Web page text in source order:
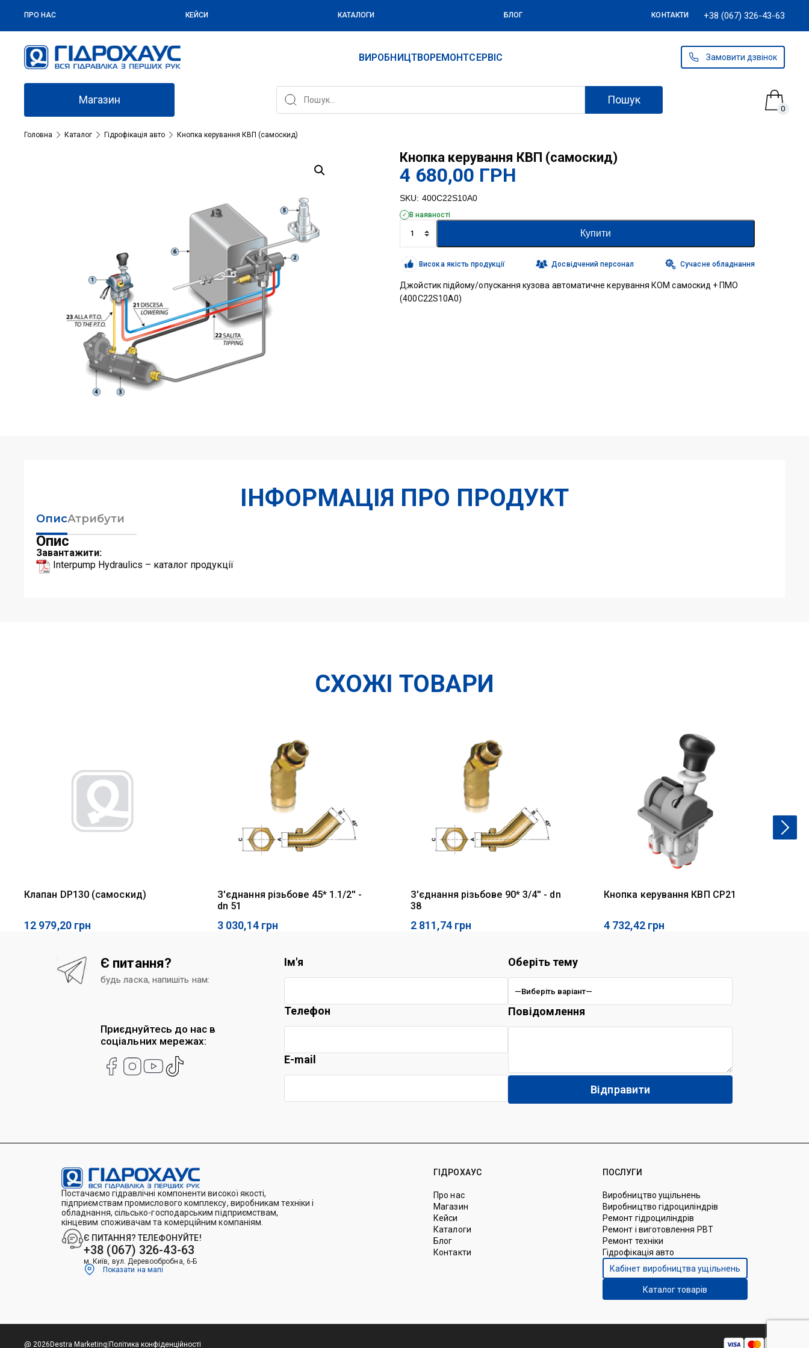
ПРО НАС КЕЙСИ КАТАЛОГИ БЛОГ КОНТАКТИ +38 (067) 326-43-63
ВИРОБНИЦТВОРЕМОНТСЕРВІС Замовити дзвінок
Магазин Пошук
0
Головна Каталог Гідрофікація авто Кнопка керування КВП (самоскид)
Кнопка керування КВП (самоскид)
4 680,00 ГРН
SKU: 400C22S10A0
В наявності
керування
КВП
(самоскид)
кількість
Купити
Висока якість продукції Досвідчений персонал Сучасне обладнання
Джойстик підйому/опускання кузова автоматичне керування КОМ самоскид + ПМО
(400C22S10A0)
ІНФОРМАЦІЯ ПРО ПРОДУКТ
ОписАтрибути
Опис
Завантажити:
Interpump Hydraulics – каталог продукції
СХОЖІ ТОВАРИ
Клапан DP130 (самоскид)
12 979,20 грн
З'єднання різьбове 45* 1.1/2'' -
dn 51
3 030,14 грн
З'єднання різьбове 90* 3/4'' - dn
38
2 811,74 грн
Кнопка керування КВП CP21
4 732,42 грн
Є питання?
будь ласка, напишіть нам:
Приєднуйтесь до нас в
соціальних мережах:
Ім'я
Телефон
E-mail
Оберіть тему
Повідомлення
Постачаємо гідравлічні компоненти високої якості,
підприємствам промислового комплексу, виробникам техніки і
обладнання, сільсько-господарським підприємствам,
кінцевим споживачам та комерційним компаніям.
Є ПИТАННЯ? ТЕЛЕФОНУЙТЕ!
+38 (067) 326-43-63
м. Київ, вул. Деревообробна, 6-Б
Показати на мапі
ГІДРОХАУС
Про нас
Магазин
Кейси
Каталоги
Блог
Контакти
ПОСЛУГИ
Виробництво ущільнень
Виробництво гідроциліндрів
Ремонт гідроциліндрів
Ремонт і виготовлення РВТ
Ремонт техніки
Гідрофікація авто
Кабінет виробництва ущільнень
Каталог товарів
@ 2026 Destra Marketing Політика конфіденційності